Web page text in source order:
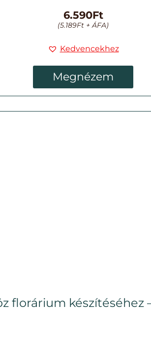
6.590Ft
(5.189Ft + ÁFA)
Kedvencekhez
Megnézem
florárium készítéséhez